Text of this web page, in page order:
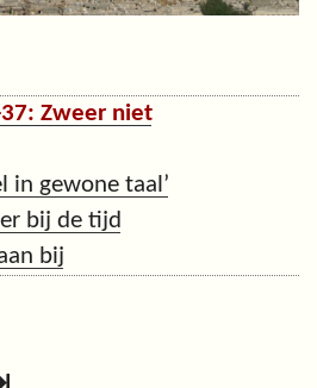
Zweer niet
in gewone taal’
bij de tijd
bij